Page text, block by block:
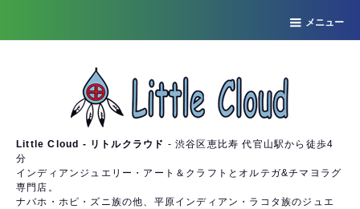
メニュー
Little Cloud - リトルクラウド - 渋谷区恵比寿 代官山駅から徒歩4
分
インディアンジュエリー・アート＆クラフトとオルテガ&チマヨラグ
専門店。
ナバホ・ホピ・ズニ族の他、平原インディアン・ラコタ族のジュエ